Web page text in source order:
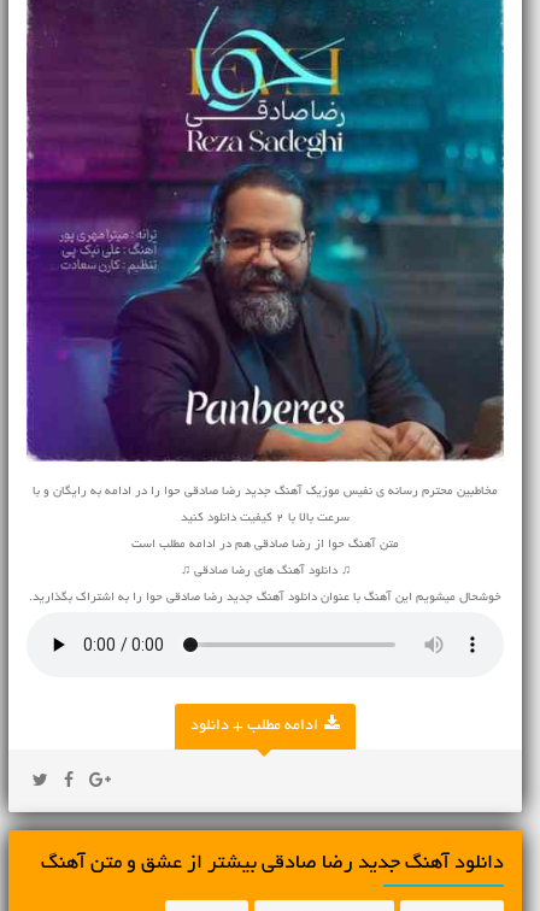
مخاطبین محترم رسانه ی نفیس موزیک آهنگ جدید رضا صادقی حوا را در ادامه به رایگان و با
سرعت بالا با 2 کیفیت دانلود کنید
متن آهنگ حوا از رضا صادقی هم در ادامه مطلب است
♫ دانلود آهنگ های رضا صادقی ♫
خوشحال میشویم این آهنگ با عنوان دانلود آهنگ جدید رضا صادقی حوا را به اشتراک بگذارید.
ادامه مطلب + دانلود
دانلود آهنگ جديد رضا صادقی بیشتر از عشق و متن آهنگ